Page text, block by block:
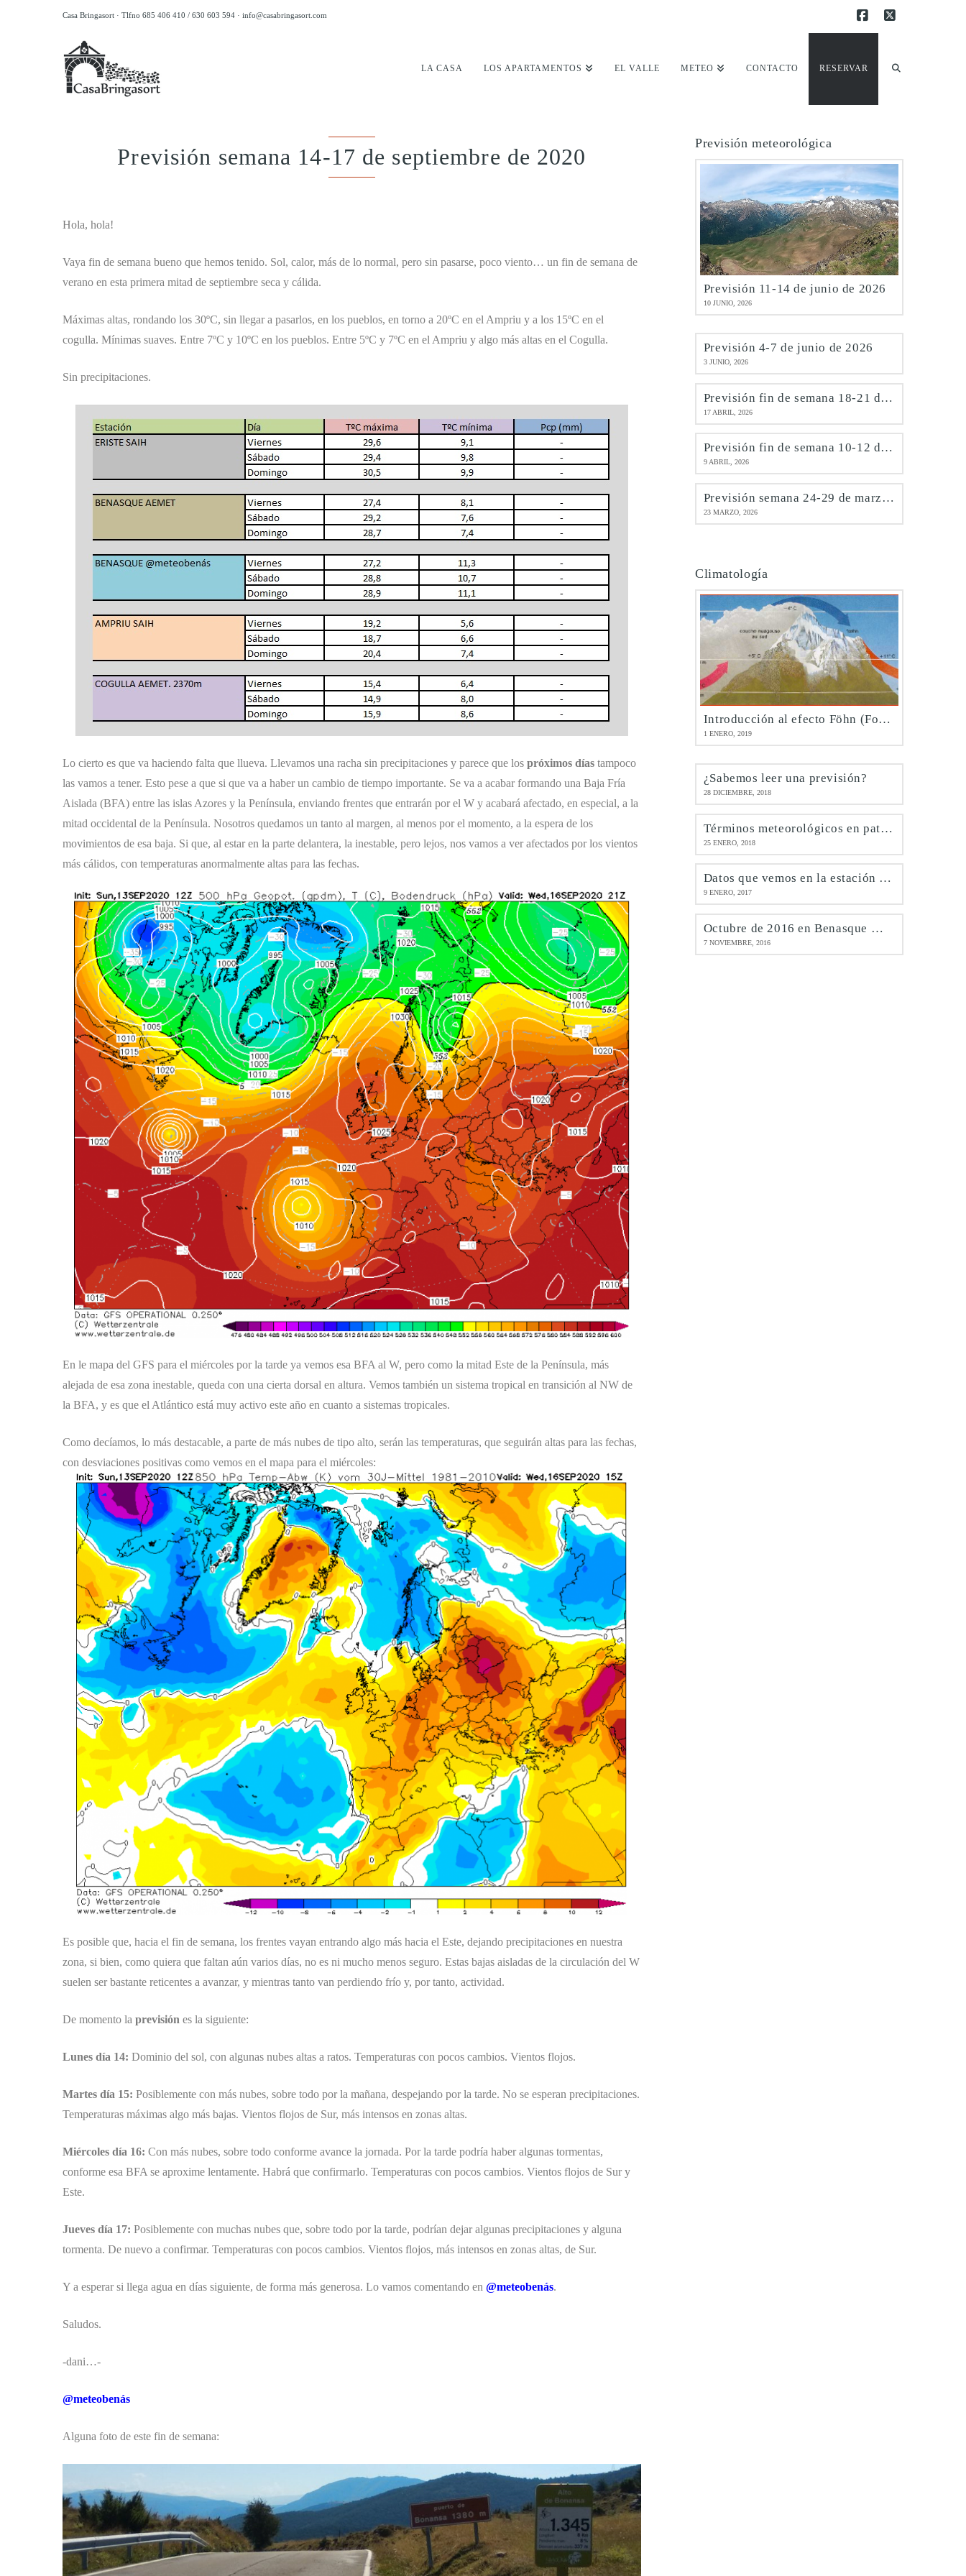
Casa Bringasort · Tlfno 685 406 410 / 630 603 594 · info@casabringasort.com
LA CASA LOS APARTAMENTOS EL VALLE METEO CONTACTO RESERVAR
Previsión semana 14-17 de septiembre de 2020
Hola, hola!
Vaya fin de semana bueno que hemos tenido. Sol, calor, más de lo normal, pero sin pasarse, poco viento… un fin de semana de
verano en esta primera mitad de septiembre seca y cálida.
Máximas altas, rondando los 30ºC, sin llegar a pasarlos, en los pueblos, en torno a 20ºC en el Ampriu y a los 15ºC en el
cogulla. Mínimas suaves. Entre 7ºC y 10ºC en los pueblos. Entre 5ºC y 7ºC en el Ampriu y algo más altas en el Cogulla.
Sin precipitaciones.
Lo cierto es que va haciendo falta que llueva. Llevamos una racha sin precipitaciones y parece que los próximos días tampoco
las vamos a tener. Esto pese a que si que va a haber un cambio de tiempo importante. Se va a acabar formando una Baja Fría
Aislada (BFA) entre las islas Azores y la Península, enviando frentes que entrarán por el W y acabará afectado, en especial, a la
mitad occidental de la Península. Nosotros quedamos un tanto al margen, al menos por el momento, a la espera de los
movimientos de esa baja. Si que, al estar en la parte delantera, la inestable, pero lejos, nos vamos a ver afectados por los vientos
más cálidos, con temperaturas anormalmente altas para las fechas.
En le mapa del GFS para el miércoles por la tarde ya vemos esa BFA al W, pero como la mitad Este de la Península, más
alejada de esa zona inestable, queda con una cierta dorsal en altura. Vemos también un sistema tropical en transición al NW de
la BFA, y es que el Atlántico está muy activo este año en cuanto a sistemas tropicales.
Como decíamos, lo más destacable, a parte de más nubes de tipo alto, serán las temperaturas, que seguirán altas para las fechas,
con desviaciones positivas como vemos en el mapa para el miércoles:
Es posible que, hacia el fin de semana, los frentes vayan entrando algo más hacia el Este, dejando precipitaciones en nuestra
zona, si bien, como quiera que faltan aún varios días, no es ni mucho menos seguro. Estas bajas aisladas de la circulación del W
suelen ser bastante reticentes a avanzar, y mientras tanto van perdiendo frío y, por tanto, actividad.
De momento la previsión es la siguiente:
Lunes día 14: Dominio del sol, con algunas nubes altas a ratos. Temperaturas con pocos cambios. Vientos flojos.
Martes día 15: Posiblemente con más nubes, sobre todo por la mañana, despejando por la tarde. No se esperan precipitaciones.
Temperaturas máximas algo más bajas. Vientos flojos de Sur, más intensos en zonas altas.
Miércoles día 16: Con más nubes, sobre todo conforme avance la jornada. Por la tarde podría haber algunas tormentas,
conforme esa BFA se aproxime lentamente. Habrá que confirmarlo. Temperaturas con pocos cambios. Vientos flojos de Sur y
Este.
Jueves día 17: Posiblemente con muchas nubes que, sobre todo por la tarde, podrían dejar algunas precipitaciones y alguna
tormenta. De nuevo a confirmar. Temperaturas con pocos cambios. Vientos flojos, más intensos en zonas altas, de Sur.
Y a esperar si llega agua en días siguiente, de forma más generosa. Lo vamos comentando en @meteobenás.
Saludos.
-dani…-
@meteobenás
Alguna foto de este fin de semana:
Previsión meteorológica
Previsión 11-14 de junio de 2026
10 JUNIO, 2026
Previsión 4-7 de junio de 2026
3 JUNIO, 2026
Previsión fin de semana 18-21 de abril de 2026
17 ABRIL, 2026
Previsión fin de semana 10-12 de abril de 2026
9 ABRIL, 2026
Previsión semana 24-29 de marzo de 2026
23 MARZO, 2026
Climatología
Introducción al efecto Föhn (Foehn)
1 ENERO, 2019
¿Sabemos leer una previsión?
28 DICIEMBRE, 2018
Términos meteorológicos en patués
25 ENERO, 2018
Datos que vemos en la estación de Benasque @meteobenás
9 ENERO, 2017
Octubre de 2016 en Benasque @meteobenás
7 NOVIEMBRE, 2016